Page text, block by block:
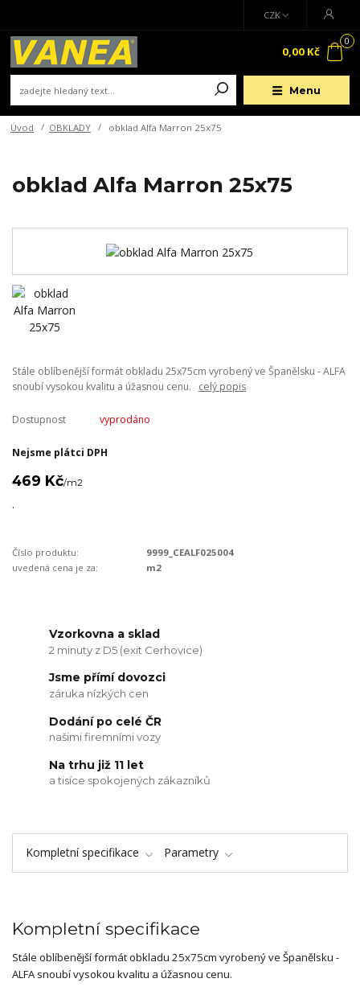
Menu
CZK
0
0,00 Kč
Úvod OBKLADY obklad Alfa Marron 25x75
obklad Alfa Marron 25x75
Stále oblíbenější formát obkladu 25x75cm vyrobený ve Španělsku - ALFA
snoubí vysokou kvalitu a úžasnou cenu. celý popis
Dostupnost vyprodáno
Nejsme plátci DPH
469 Kč/m2
.
Číslo produktu:
9999_CEALF025004
uvedená cena je za:
m2
Vzorkovna a sklad
2 minuty z D5 (exit Cerhovice)
Jsme přímí dovozci
záruka nízkých cen
Dodání po celé ČR
našimi firemními vozy
Na trhu již 11 let
a tisíce spokojených zákazníků
Kompletní specifikace Parametry
Kompletní specifikace
Stále oblíbenější formát obkladu 25x75cm vyrobený ve Španělsku -
ALFA snoubí vysokou kvalitu a úžasnou cenu.